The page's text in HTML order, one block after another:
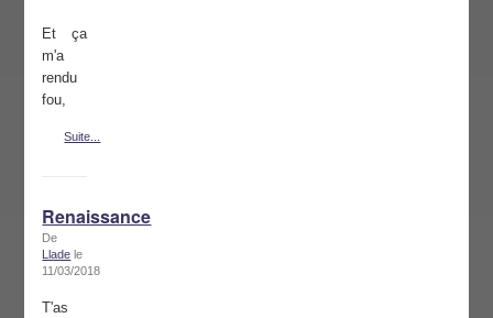
Et ça
m'a
rendu
fou,
Suite...
Renaissance
De
Llade le
11/03/2018
T'as